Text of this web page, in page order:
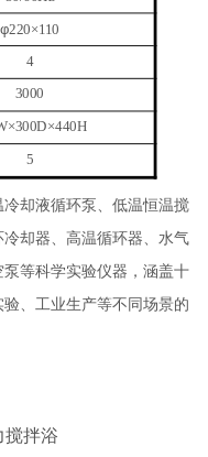
φ220×110
4
3000
5
却液循环泵、低温恒温搅
却器、高温循环器、水气
等科学实验仪器，涵盖十
验、工业生产等不同场景的